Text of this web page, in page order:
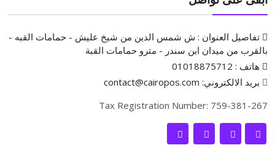
تفاصيل العنوان : ش شمس الدين من شيخ عليش - حمامات القبه -
بالقرب من ميدان ابن سندر - مترو حمامات القبة
هاتف : 01018875712
بريد الالكتروني: contact@cairopos.com
Tax Registration Number: 759-381-267